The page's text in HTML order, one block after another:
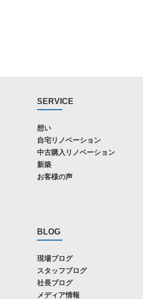
SERVICE
想い
自宅リノベーション
中古購入リノベーション
新築
お客様の声
BLOG
現場ブログ
スタッフブログ
社長ブログ
メディア情報